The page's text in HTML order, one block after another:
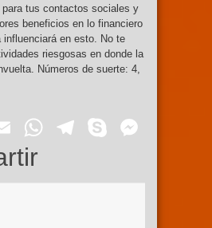
tus contactos sociales y
beneficios en lo financiero
influenciará en esto. No te
riesgosas en donde la
Números de suerte: 4,
EmailWhatsApp
Telegram
Skype